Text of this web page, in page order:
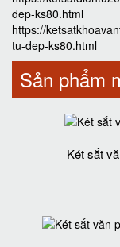
dep-ks80.html
https://
tu-dep-ks80.html
Sản phẩm
Két sắt